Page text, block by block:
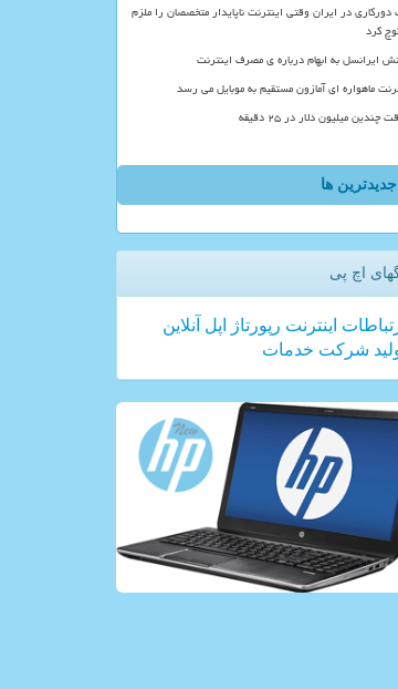
در ایران وقتی اینترنت ناپایدار متخصصان را ملزم
کرد
ایرانسل به ابهام درباره ی مصرف اینترنت
ماهواره ای آمازون مستقیم به موبایل می رسد
میلیون دلار در ۲۵ دقیقه
جدیدترین ها
اچ پی
اینترنت رپورتاژ اپل آنلاین
شركت خدمات